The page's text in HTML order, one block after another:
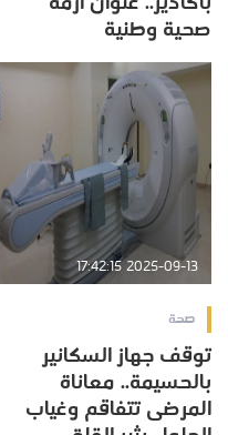
صحية وطنية
2025-09-13 17:42:15
صحة
توقف جهاز السكانير
بالحسيمة.. معاناة
المرضى تتفاقم وغياب